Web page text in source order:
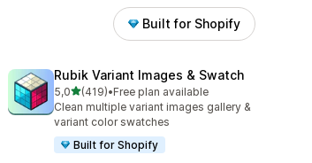
Built for Shopify
Rubik Variant Images & Swatch
5,0de 5 estrelas
(419)
419 total de avaliações
•Free plan available
Clean multiple variant images gallery &
variant color swatches
Built for Shopify